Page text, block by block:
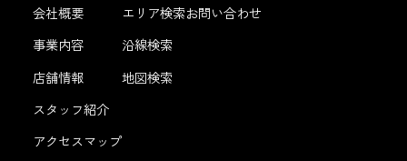
会社概要
事業内容
店舗情報
スタッフ紹介
アクセスマップ
エリア検索
沿線検索
地図検索
お問い合わせ